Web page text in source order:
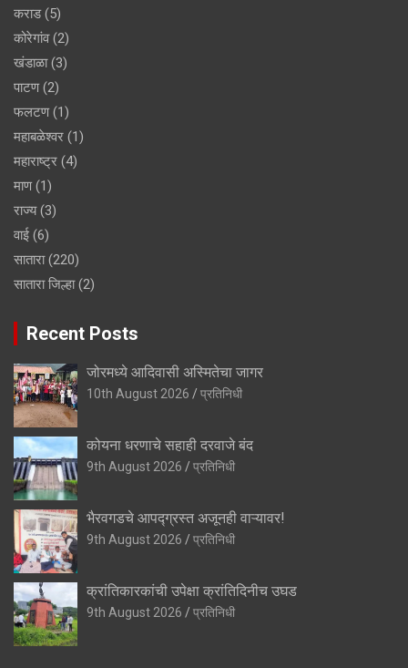
कराड(5)
कोरेगांव(2)
खंडाळा(3)
पाटण(2)
फलटण(1)
महाबळेश्वर (1)
महाराष्ट्र (4)
माण(1)
राज्य(3)
वाई (6)
सातारा(220)
सातारा जिल्हा(2)
Recent Posts
जोरमध्ये आदिवासी अस्मितेचा जागर
10th August 2026 प्रतिनिधी
कोयना धरणाचे सहाही दरवाजे बंद
9th August 2026 प्रतिनिधी
भैरवगडचे आपद्ग्रस्त अजूनही वाऱ्यावर!
9th August 2026 प्रतिनिधी
क्रांतिकारकांची उपेक्षा क्रांतिदिनीच उघड
9th August 2026 प्रतिनिधी